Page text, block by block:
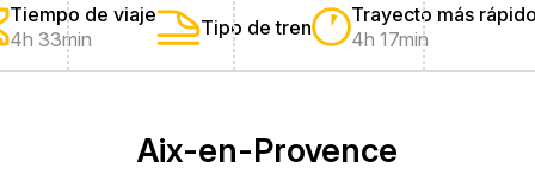
Tiempo de viaje
4h 33min
Tipo de tren
Trayecto más
4h 17min
Aix-en-Provence